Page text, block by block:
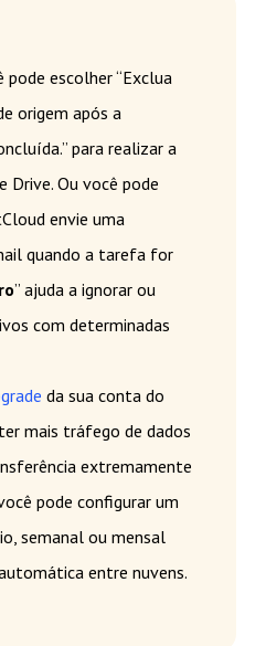
pode escolher “Exclua
origem após a
para realizar a
Drive. Ou você pode
envie uma
quando a tarefa for
” ajuda a ignorar ou
com determinadas
da sua conta do
mais tráfego de dados
extremamente
pode configurar um
semanal ou mensal
entre nuvens.